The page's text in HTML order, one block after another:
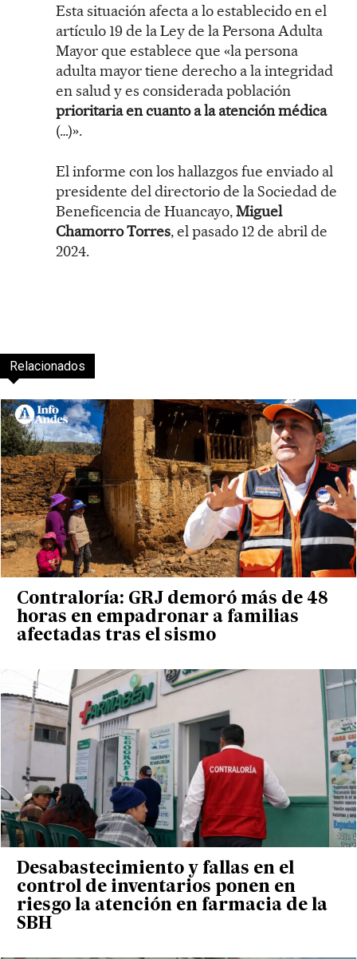
Esta situación afecta a lo establecido en el
artículo 19 de la Ley de la Persona Adulta
Mayor que establece que «la persona
adulta mayor tiene derecho a la integridad
en salud y es considerada población
prioritaria en cuanto a la atención médica
(…)».
El informe con los hallazgos fue enviado al
presidente del directorio de la Sociedad de
Beneficencia de Huancayo,Miguel
Chamorro Torres, el pasado 12 de abril de
2024.
Relacionados
Contraloría: GRJ demoró más de 48
horas en empadronar a familias
afectadas tras el sismo
Desabastecimiento y fallas en el
control de inventarios ponen en
riesgo la atención en farmacia de la
SBH